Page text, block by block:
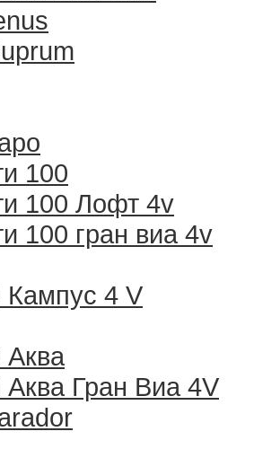
100
100 Лофт 4v
100 гран виа 4v
Кампус 4 V
Аква
Аква Гран Виа 4V